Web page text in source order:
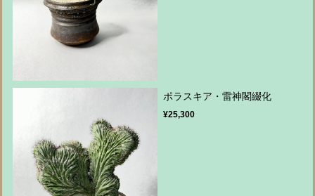
ポラスキア・雷神閣綴化
¥25,300